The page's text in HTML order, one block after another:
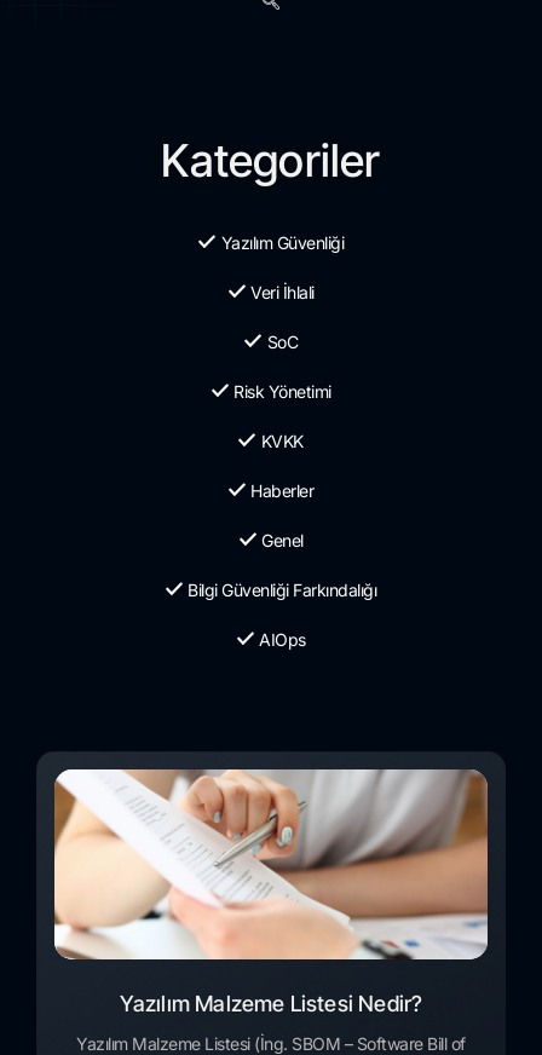
Kategoriler
Yazılım Güvenliği
Veri İhlali
SoC
Risk Yönetimi
KVKK
Haberler
Genel
Bilgi Güvenliği Farkındalığı
AIOps
Yazılım Malzeme Listesi Nedir?
Yazılım Malzeme Listesi (İng. SBOM – Software Bill of